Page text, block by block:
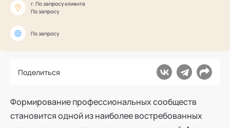
г. По запросу клиента
По запросу
По запросу
Поделиться
Формирование профессиональных сообществ
становится одной из наиболее востребованных